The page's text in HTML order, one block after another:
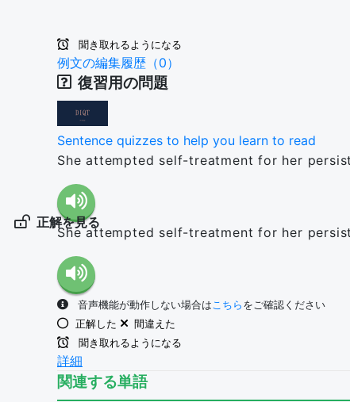
聞き取れるようになる
例文の編集履歴（0）
復習用の問題
Sentence quizzes to help you learn to read
She attempted self-treatment for her
正解を見る
She attempted self-treatment for her
音声機能が動作しない場合はこちら をご確認ください
正解した
間違えた
聞き取れるようになる
詳細
関連する単語